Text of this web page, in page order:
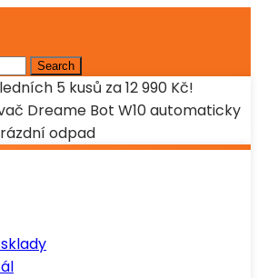
5 kusů za 12 990 Kč!
Dreame Bot W10 automaticky
odpad